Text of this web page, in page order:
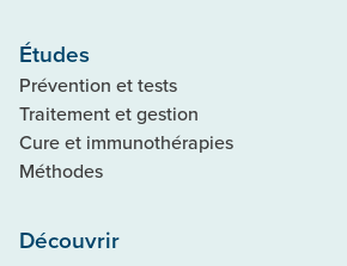
Études
Prévention et tests
Traitement et gestion
Cure et immunothérapies
Méthodes
Découvrir